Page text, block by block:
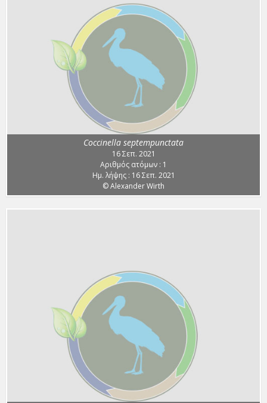
Coccinella septempunctata
16 Σεπ. 2021
Αριθμός ατόμων : 1
Ημ. λήψης : 16 Σεπ. 2021
© Alexander Wirth